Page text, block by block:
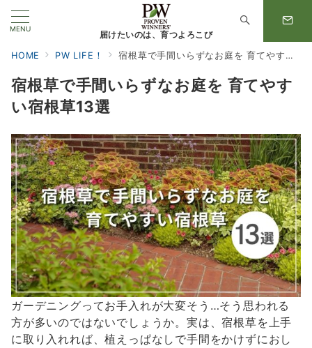
MENU
届けたいのは、育つよろこび
HOME PW LIFE！ 宿根草で手間いらずなお庭を 育てやすい宿根草13選
宿根草で手間いらずなお庭を 育てやす
い宿根草13選
ガーデニングってお手入れが大変そう…そう思われる
方が多いのではないでしょうか。実は、宿根草を上手
に取り入れれば、植えっぱなしで手間をかけずにおし